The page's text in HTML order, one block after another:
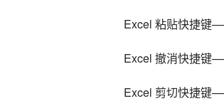
Excel 粘贴快捷键
Excel 撤消快捷键
Excel 剪切快捷键